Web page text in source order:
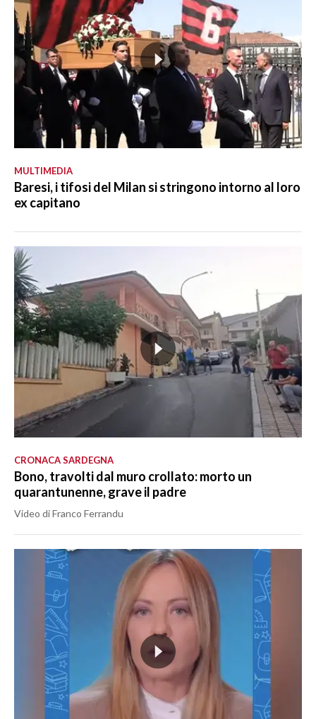
MULTIMEDIA
Baresi, i tifosi del Milan si stringono intorno al loro
ex capitano
CRONACA SARDEGNA
Bono, travolti dal muro crollato: morto un
quarantunenne, grave il padre
Video di Franco Ferrandu